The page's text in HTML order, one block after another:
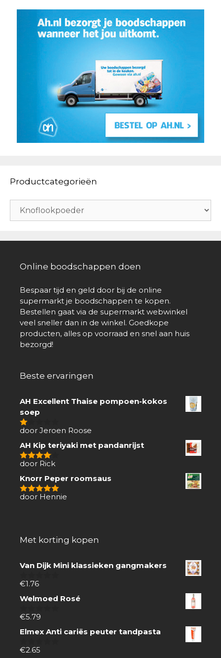
Productcategorieën
Online boodschappen doen
Bespaar tijd en geld door bij de online
supermarkt je boodschappen te kopen.
Bestellen gaat via de supermarkt webwinkel
veel sneller dan in de winkel. Goedkope
producten, alles op voorraad en snel aan huis
bezorgd!
Beste ervaringen
AH Excellent Thaise pompoen-kokos
soep
1
5
door Jeroen Roose
AH Kip teriyaki met pandanrijst
4van 5
door Rick
Knorr Peper roomsaus
5van 5
door Hennie
Met korting kopen
Van Dijk Mini klassieken gangmakers
0
5
€1.76
Welmoed Rosé
0
5
€5.79
Elmex Anti cariës peuter tandpasta
0
€2.65